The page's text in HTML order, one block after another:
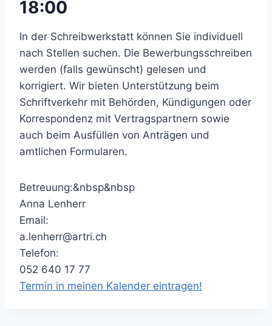
18:00
In der Schreibwerkstatt können Sie individuell
nach Stellen suchen. Die Bewerbungsschreiben
werden (falls gewünscht) gelesen und
korrigiert. Wir bieten Unterstützung beim
Schriftverkehr mit Behörden, Kündigungen oder
Korrespondenz mit Vertragspartnern sowie
auch beim Ausfüllen von Anträgen und
amtlichen Formularen.
Betreuung:&nbsp&nbsp
Anna Lenherr
Email:
a.lenherr@artri.ch
Telefon:
052 640 17 77
Termin in meinen Kalender eintragen!